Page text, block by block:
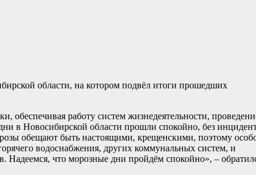
области, на котором подвёл итоги прошедших
обеспечивая работу систем жизнедеятельности,
в Новосибирской области прошли спокойно, без
обещают быть настоящими, крещенскими, поэтому
водоснабжения, других коммунальных систем, и
Надеемся, что морозные дни пройдём спокойно», –